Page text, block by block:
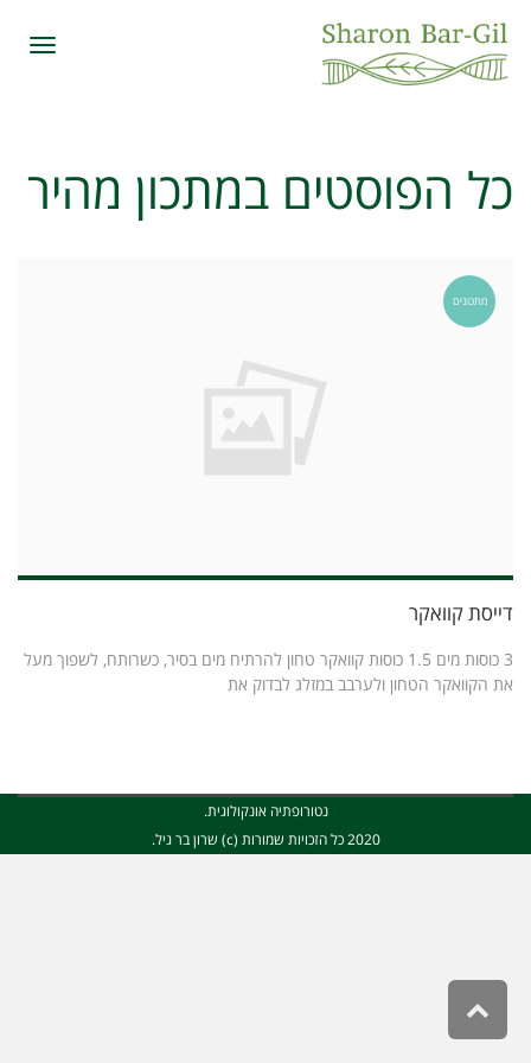
כל הפוסטים במתכון מהיר
מתכונים
דייסת קוואקר
3 כוסות מים 1.5 כוסות קוואקר טחון להרתיח מים בסיר, כשרותח, לשפוך מעל
את הקוואקר הטחון ולערבב במזלג לבדוק את
נטורופתיה אונקולוגית.
2020 כל הזכויות שמורות (c) שרון בר גיל.
לראש